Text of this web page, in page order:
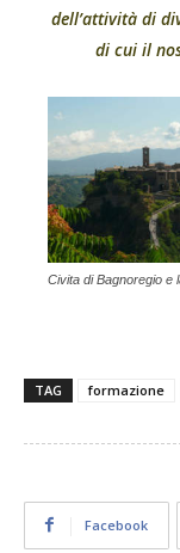
dell’attività di
di cui il
Civita di Bagnoregio e
TAG formazione
Facebook